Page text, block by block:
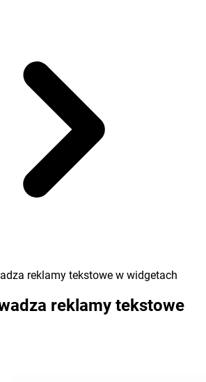
reklamy tekstowe w widgetach
reklamy tekstowe